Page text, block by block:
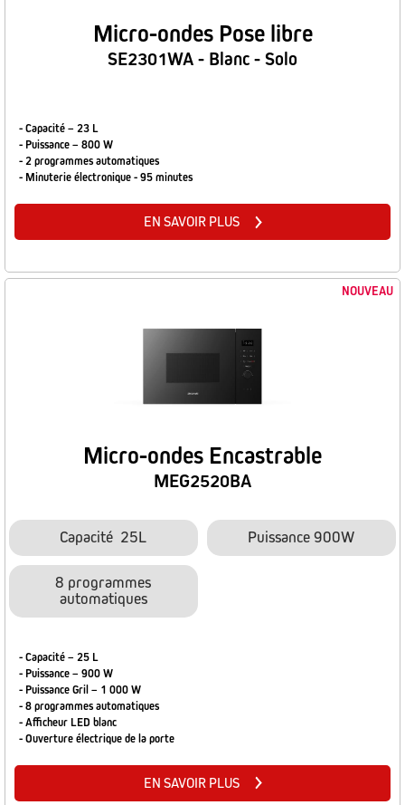
Micro-ondes Pose libre
SE2301WA - Blanc - Solo
- Capacité – 23 L
- Puissance – 800 W
- 2 programmes automatiques
- Minuterie électronique - 95 minutes
EN SAVOIR PLUS
NOUVEAU
Micro-ondes Encastrable
MEG2520BA
Capacité 25L Puissance 900W
8 programmes
automatiques
- Capacité – 25 L
- Puissance – 900 W
- Puissance Gril – 1 000 W
- 8 programmes automatiques
- Afficheur LED blanc
- Ouverture électrique de la porte
EN SAVOIR PLUS